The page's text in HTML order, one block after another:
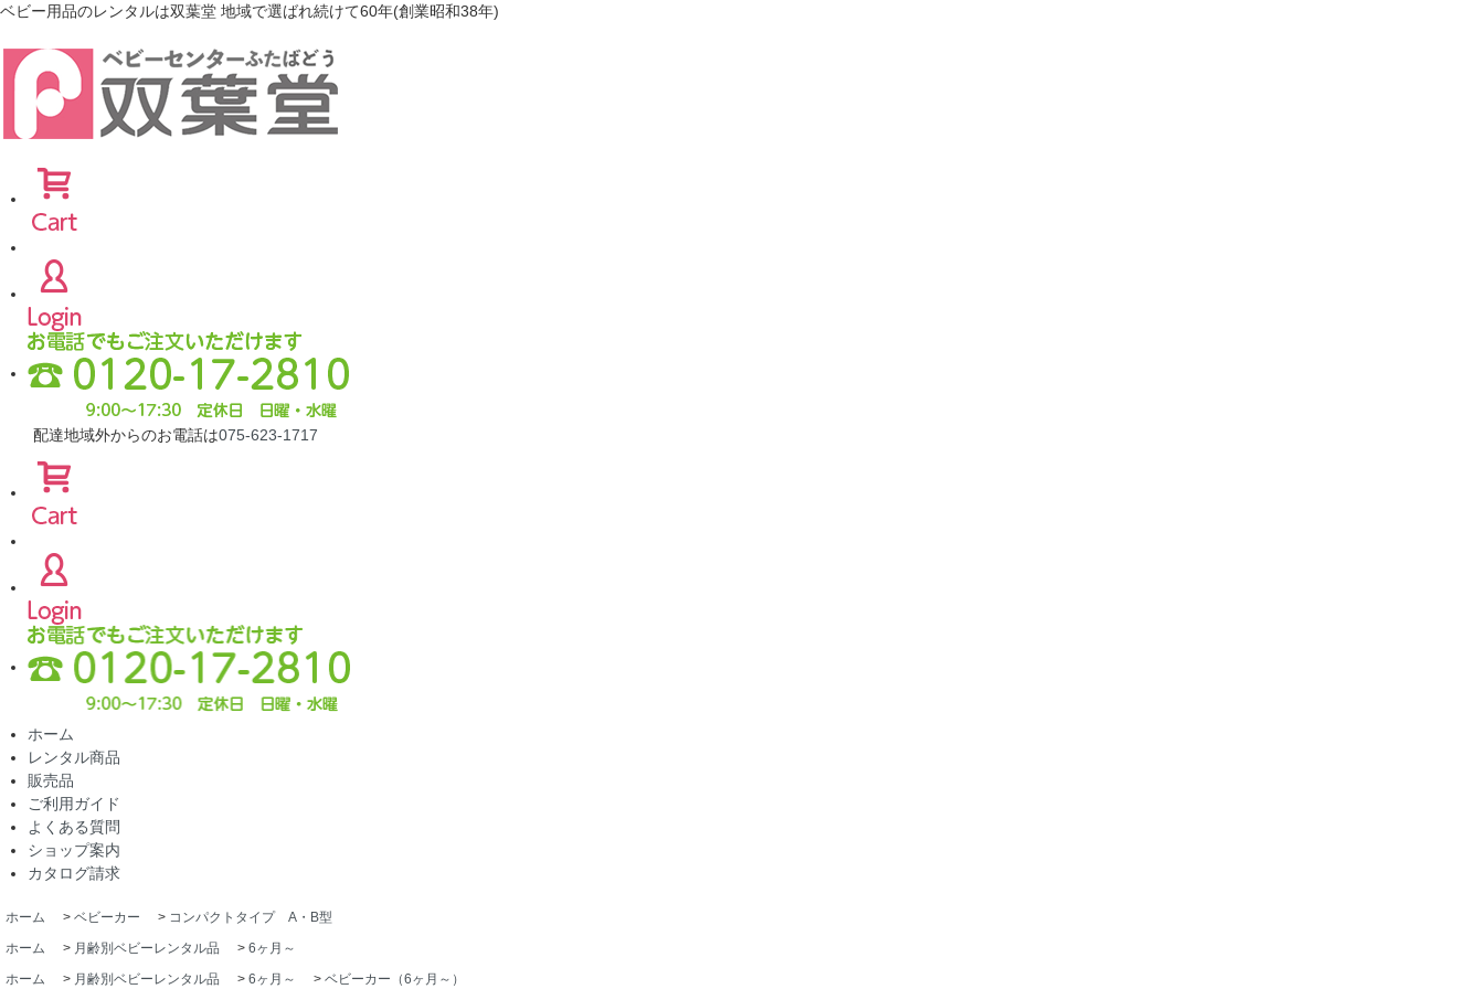
ベビー用品のレンタルは双葉堂 地域で選ばれ続けて60年(創業昭和38年)
配達地域外からのお電話は075-623-1717
ホーム
レンタル商品
販売品
ご利用ガイド
よくある質問
ショップ案内
カタログ請求
ホーム > ベビーカー > コンパクトタイプ A・B型
ホーム
> 月齢別ベビーレンタル品 > 6ヶ月～
ホーム
> 月齢別ベビーレンタル品 > 6ヶ月～ > ベビーカー（6ヶ月～）